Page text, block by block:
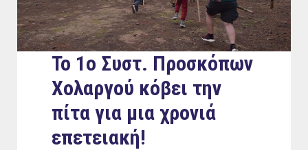
Το 1ο Συστ. Προσκόπων
Χολαργού κόβει την
πίτα για μια χρονιά
επετειακή!